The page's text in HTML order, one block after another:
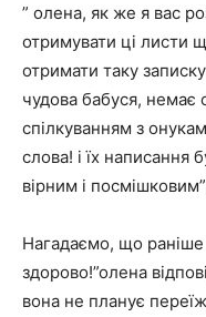
” олена, як же я вас
отримувати ці листи
отримати таку
чудова бабуся, немає
спілкуванням з
слова! і їх написання
вірним і
Нагадаємо, що раніше
здорово!”олена
вона не планує